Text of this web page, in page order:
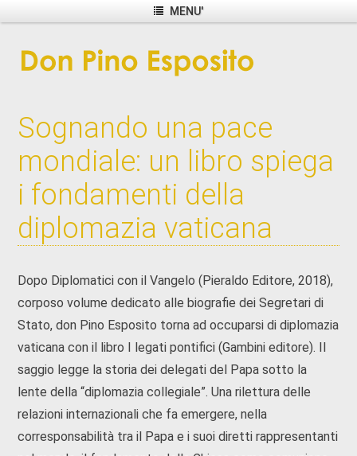
MENU'
Sognando una pace
mondiale: un libro spiega
i fondamenti della
diplomazia vaticana
Dopo Diplomatici con il Vangelo (Pieraldo Editore, 2018),
corposo volume dedicato alle biografie dei Segretari di
Stato, don Pino Esposito torna ad occuparsi di diplomazia
vaticana con il libro I legati pontifici (Gambini editore). Il
saggio legge la storia dei delegati del Papa sotto la
lente della “diplomazia collegiale”. Una rilettura delle
relazioni internazionali che fa emergere, nella
corresponsabilità tra il Papa e i suoi diretti rappresentanti